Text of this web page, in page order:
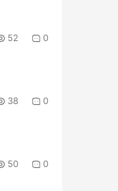
52 0
38 0
50 0